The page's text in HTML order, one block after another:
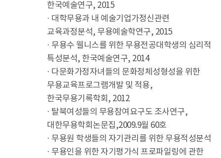
한국예술연구, 2015
· 대학무용과 내 예술기업가정신관련
교육과정분석, 무용예술학연구, 2015
· 무용수 웰니스를 위한 무용전공대학생의 심리적
특성분석, 한국예술연구, 2014
· 다문화가정자녀들의 문화정체성형성을 위한
무용교육프로그램개발 및 적용,
한국무용기록학회, 2012
· 탈북여성들의 무용참여요구도 조사연구,
대한무용학회논문집,2009.9월 60호
· 무용원 학생들의 자기관리를 위한 무용적성분석
· 무용인을 위한 자기평가식 프로파일링에 관한